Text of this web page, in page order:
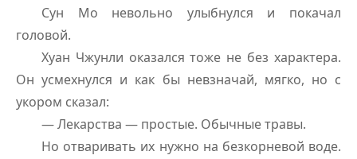
Сун Мо невольно улыбнулся и покачал
головой.
Хуан Чжунли оказался тоже не без характера.
Он усмехнулся и как бы невзначай, мягко, но с
укором сказал:
— Лекарства — простые. Обычные травы.
Но отваривать их нужно на безкорневой воде.